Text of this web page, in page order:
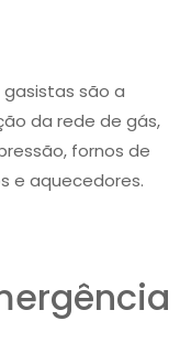
são a
da rede de gás,
fornos de
e aquecedores.